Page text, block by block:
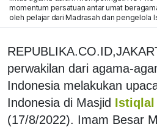
momentum persatuan antar umat
oleh pelajar dari Madrasah dan pengelola
perwakilan dari agama-
Indonesia melakukan
Indonesia di Masjid Istiqlal
(17/8/2022). Imam Besar